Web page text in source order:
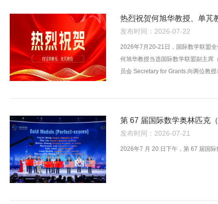
热烈祝贺何旭华教授、单芃
发布时间：2026-07-22
2026年7月20-21日，国际数学联盟
何旭华教授当选国际数学联盟副主席
员会 Secretary for Grants.向两位教
第 67 届国际数学奥林匹克
发布时间：2026-07-21
2026年7 月 20 日下午，第 67 届国